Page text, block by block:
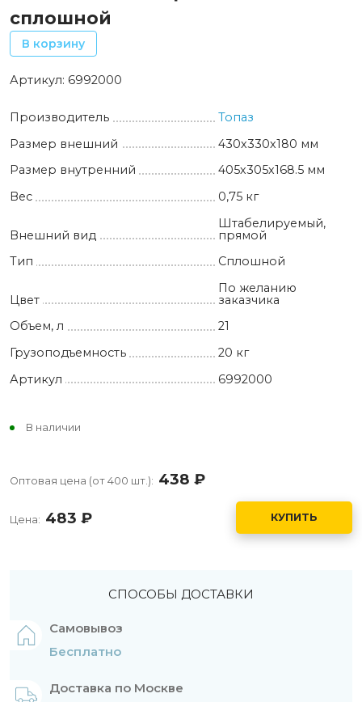
сплошной
В корзину
Артикул: 6992000
Производитель
Топаз
Размер внешний
430х330х180 мм
Размер внутренний
405х305х168.5 мм
Вес
0,75 кг
Внешний вид
Штабелируемый,
прямой
Тип
Сплошной
Цвет
По желанию
заказчика
Объем, л
21
Грузоподъемность
20 кг
Артикул
6992000
В наличии
Оптовая цена (от 400 шт.): 438
Цена: 483 КУПИТЬ
СПОСОБЫ ДОСТАВКИ
Самовывоз
Бесплатно
Доставка по Москве